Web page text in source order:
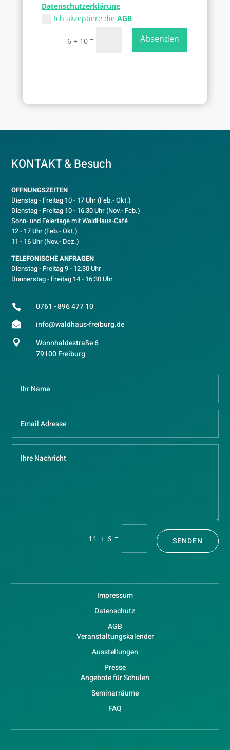
Datenschutzerklärung
Ich akzeptiere die AGB
6 + 10 = Absenden
KONTAKT & Besuch
ÖFFNUNGSZEITEN
Dienstag - Freitag 10 - 17 Uhr (Feb.- Okt.)
Dienstag - Freitag 10 - 16:30 Uhr (Nov.- Feb.)
Sonn- und Feiertage mit WaldHaus-Café
12 - 17 Uhr (Feb.- Okt.)
11 - 16 Uhr (Nov.- Dez.)
TELEFONISCHE ANFRAGEN
Dienstag - Freitag 9 - 12:30 Uhr
Donnerstag - Freitag 14 - 16:30 Uhr
 0761 - 896 477 10
 info@waldhaus-freiburg.de

Wonnhaldestraße 6
79100 Freiburg
11 + 6 = SENDEN
Impressum
Datenschutz
AGB
Veranstaltungskalender
Ausstellungen
Presse
Angebote für Schulen
Seminarräume
FAQ